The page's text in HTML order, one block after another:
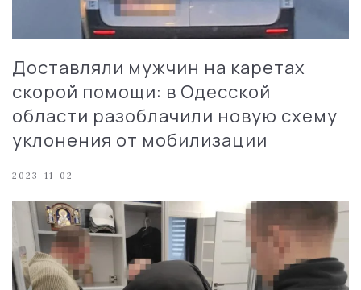
Доставляли мужчин на каретах
скорой помощи: в Одесской
области разоблачили новую схему
уклонения от мобилизации
2023-11-02